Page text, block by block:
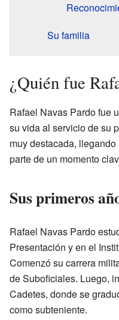
Su familia
¿Quién fue
Rafael Navas Pardo fue
su vida al servicio de su
muy destacada,
parte de un momento
Sus primeros
Rafael Navas Pardo
Presentación y en el
Comenzó su carrera
de Suboficiales. Luego,
Cadetes, donde se
como subteniente.